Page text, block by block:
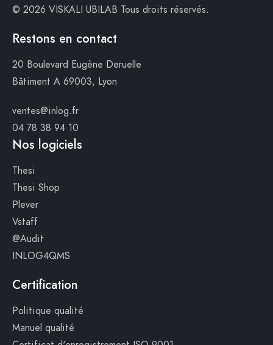
© 2026 VISKALI UBILAB Tous droits réservés.
Restons en contact
20 Boulevard Eugène Deruelle
Bâtiment A 69003, Lyon
ventes@inlog.fr
04 78 38 94 10
Nos logiciels
Thesi
Thesi Shop
Plever
Vstaff
@Audit
INLOG4QMS
Certification
Politique qualité
Manuel qualité